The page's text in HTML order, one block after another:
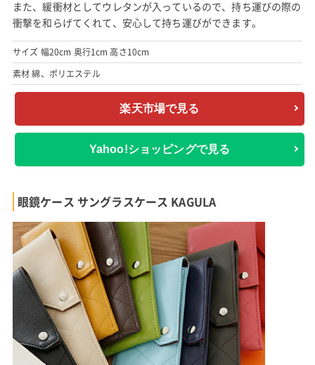
また、緩衝材としてウレタンが入っているので、持ち運びの際の
衝撃を和らげてくれて、安心して持ち運びができます。
サイズ 幅20cm 奥行1cm 高さ10cm
素材 綿、ポリエステル
楽天市場で見る
Yahoo!ショッピングで見る
眼鏡ケース サングラスケース KAGULA